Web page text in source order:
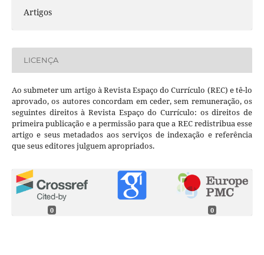
Artigos
LICENÇA
Ao submeter um artigo à Revista Espaço do Currículo (REC) e tê-lo
aprovado, os autores concordam em ceder, sem remuneração, os
seguintes direitos à Revista Espaço do Currículo: os direitos de
primeira publicação e a permissão para que a REC redistribua esse
artigo e seus metadados aos serviços de indexação e referência
que seus editores julguem apropriados.
0 0